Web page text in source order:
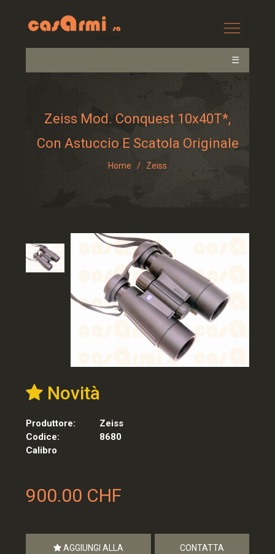
☰
Zeiss Mod. Conquest 10x40T*,
Con Astuccio E Scatola Originale
Home / Zeiss
Novità
Produttore:
Zeiss
Codice:
8680
Calibro
900.00 CHF
AGGIUNGI ALLA
CONTATTA